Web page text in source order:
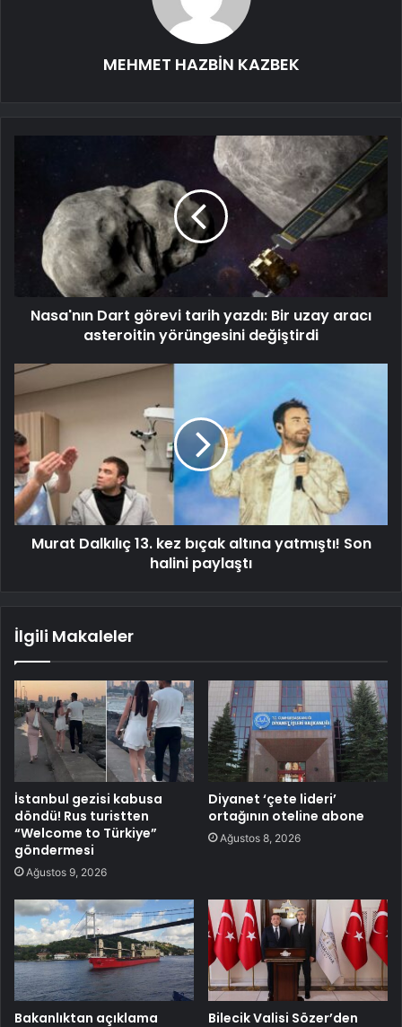
MEHMET HAZBİN KAZBEK
Nasa'nın Dart görevi tarih yazdı: Bir uzay aracı
asteroitin yörüngesini değiştirdi
Murat Dalkılıç 13. kez bıçak altına yatmıştı! Son
halini paylaştı
İlgili Makaleler
İstanbul gezisi kabusa
döndü! Rus turistten
“Welcome to Türkiye”
göndermesi
Ağustos 9, 2026
Diyanet ‘çete lideri’
ortağının oteline abone
Ağustos 8, 2026
Bakanlıktan açıklama
Bilecik Valisi Sözer’den